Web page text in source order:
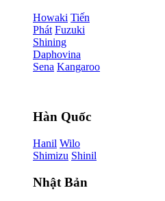
Howaki Tiến
Phát Fuzuki
Shining
Daphovina
Sena Kangaroo
Hàn Quốc
Hanil Wilo
Shimizu Shinil
Nhật Bản